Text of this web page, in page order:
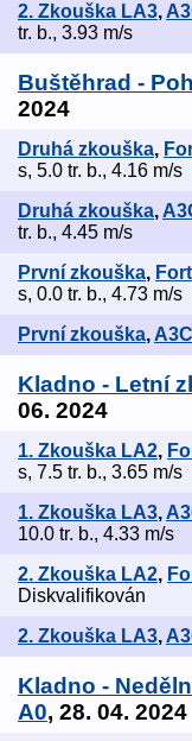
2. Zkouška LA3,
tr. b., 3.93 m/s
Buštěhrad -
2024
Druhá zkouška,
s, 5.0 tr. b., 4.16 m/s
Druhá zkouška,
tr. b., 4.45 m/s
První zkouška,
s, 0.0 tr. b., 4.73 m/s
První zkouška,
Kladno - Letní
06. 2024
1. Zkouška LA2,
s, 7.5 tr. b., 3.65 m/s
1. Zkouška LA3,
10.0 tr. b., 4.33 m/s
2. Zkouška LA2,
Diskvalifikován
2. Zkouška LA3,
Kladno -
A0, 28. 04. 2024